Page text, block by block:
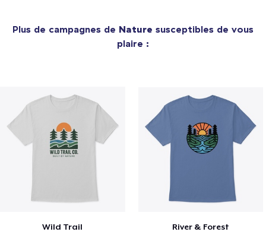
Plus de campagnes de Nature susceptibles de vous
plaire :
Wild Trail River & Forest